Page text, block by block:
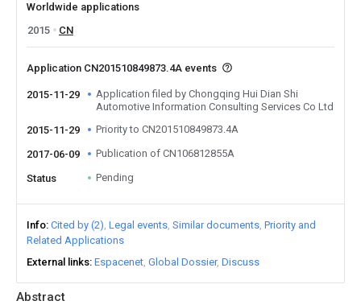
Abstract
Worldwide applications
2015
CN
Application CN201510849873.4A events
2015-11-29
Application filed by Chongqing Hui Dian Shi
Automotive Information Consulting Services Co Ltd
2015-11-29
Priority to CN201510849873.4A
2017-06-09 Publication of CN106812855A
Status Pending
Info Cited by (2) Legal events Similar documents Priority and
Related Applications
External links Espacenet Global Dossier Discuss